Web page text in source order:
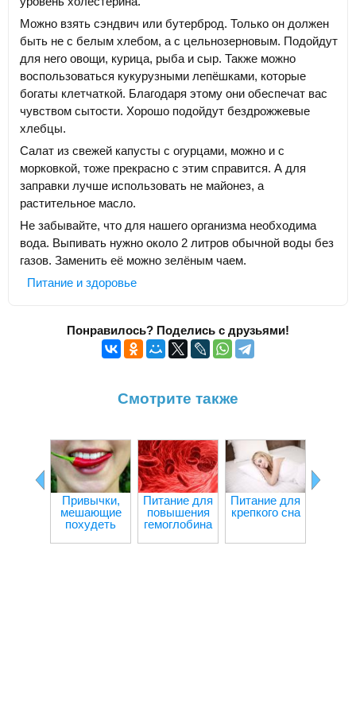
Можно взять сэндвич или бутерброд. Только он должен
быть не с белым хлебом, а с цельнозерновым. Подойдут
для него овощи, курица, рыба и сыр. Также можно
воспользоваться кукурузными лепёшками, которые
богаты клетчаткой. Благодаря этому они обеспечат вас
чувством сытости. Хорошо подойдут бездрожжевые
хлебцы.
Салат из свежей капусты с огурцами, можно и с
морковкой, тоже прекрасно с этим справится. А для
заправки лучше использовать не майонез, а
растительное масло.
Не забывайте, что для нашего организма необходима
вода. Выпивать нужно около 2 литров обычной воды без
газов. Заменить её можно зелёным чаем.
Питание и здоровье
Понравилось? Поделись с друзьями!
Смотрите также
Привычки,
мешающие
похудеть
Питание для
повышения
гемоглобина
Питание для
крепкого сна